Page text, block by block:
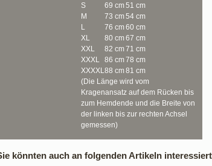
S
M
L
XL
XXL
XXXL
XXXXL
69 cm
73 cm
76 cm
80 cm
82 cm
86 cm
88 cm
51 cm
54 cm
60 cm
67 cm
71 cm
78 cm
81 cm
(Die Länge wird vom
Kragenansatz auf dem Rücken bis
zum Hemdende und die Breite von
der linken bis zur rechten Achsel
gemessen)
könnten auch an folgenden Artikeln